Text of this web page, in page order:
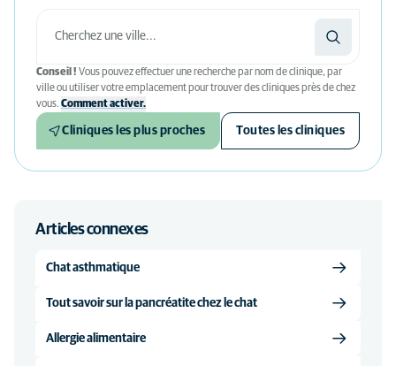
Conseil ! Vous pouvez effectuer une recherche par nom de clinique, par
ville ou utiliser votre emplacement pour trouver des cliniques près de chez
vous. Comment activer.
Cliniques les plus proches Toutes les cliniques
Articles connexes
Chat asthmatique
Tout savoir sur la pancréatite chez le chat
Allergie alimentaire